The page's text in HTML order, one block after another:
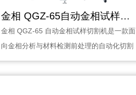
金相 QGZ-65自动金相试样切割机
金相 QGZ-65 自动金相试样切割机是一款面
向金相分析与材料检测前处理的自动化切割
设备···